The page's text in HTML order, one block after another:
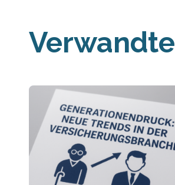
Verwandte